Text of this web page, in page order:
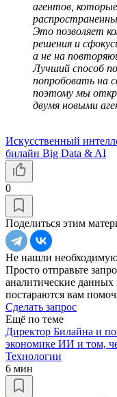
агентов,
Это позволяет
решения и
а не на
Лучший способ
попробовать на
поэтому мы
двумя новыми
Искусственный
билайн Big Data & AI
0
Поделиться этим
Не нашли
Просто отправьте
аналитические
постараются вам
Сделать запрос
Ещё по теме
Директор Билайна и
экономике ИИ и том,
Технологии
6 мин